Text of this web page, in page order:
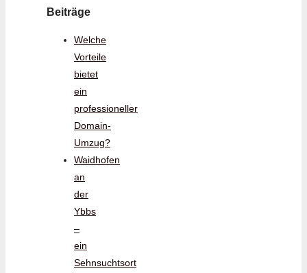
Beiträge
Welche
Vorteile
bietet
ein
professioneller
Domain-
Umzug?
Waidhofen
an
der
Ybbs
–
ein
Sehnsuchtsort